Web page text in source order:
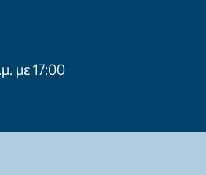
με 17:00